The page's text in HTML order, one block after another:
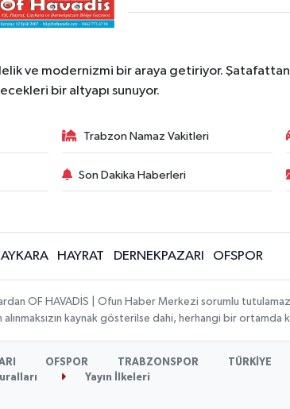
ve modernizmi bir araya getiriyor. Şatafattan
bir altyapı sunuyor.
Trabzon Namaz Vakitleri
Son Dakika Haberleri
HAYRAT DERNEKPAZARI OFSPOR
OF HAVADİS | Ofun Haber Merkezi sorumlu
kaynak gösterilse dahi, herhangi bir ortamda
OFSPOR TRABZONSPOR TÜRKİYE
Yayın İlkeleri